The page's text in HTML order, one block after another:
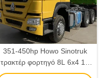
351-450hp Howo Sinotruk
τρακτέρ φορτηγό 8L 6x4 10
ελαστικά με αυτόματο